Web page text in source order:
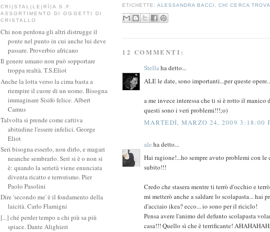
ETICHETTE:ALESSANDRA BACCI ,CHI CERCA TROVA
12 COMMENTI:
Stellaha detto...
ALE le date, sono importanti...per queste
a me invece interessa che ti si è rotto il manico
questi sono i veri problemi!!!;o)
MARTEDÌ, MARZO 24, 2009 3:18:00
ale ha detto...
Hai ragione!...ho sempre avuto problemi con le
subito!!!
Credo che stasera mentre ti terrò d'occhio e
mi metterò anche a saldare lo scolapasta... hai
d'acciaio ikea? ecco... io sono per il riciclo!
Pensa avere l'animo del defunto scolapasta
casa!!! Quello sì che è terrificante!
CRI|STAL|LE|RÌ|A S.F.
ASSORTIMENTO DI OGGETTI DI
CRISTALLO
Chi non perdona gli altri distrugge il
ponte nel punto in cui anche lui deve
passare. Proverbio africano
Il genere umano non può sopportare
troppa realtà. T.S.Eliot
Anche la lotta verso la cima basta a
riempire il cuore di un uomo. Bisogna
immaginare Sisifo felice. Albert
Camus
Talvolta si prende come cattiva
abitudine l'essere infelici. George
Eliot
Seri bisogna esserlo, non dirlo, e magari
neanche sembrarlo. Seri si è o non si
è: quando la serietà viene enunciata
diventa ricatto e terrorismo. Pier
Paolo Pasolini
Dire 'secondo me' è il fondamento della
laicità. Carlo Flamigni
[...] ché perder tempo a chi più sa più
spiace. Dante Alighieri